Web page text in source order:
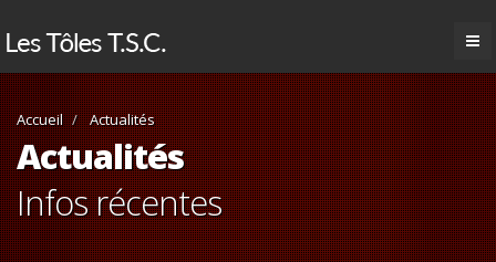
Accueil Actualités
Actualités
Infos récentes